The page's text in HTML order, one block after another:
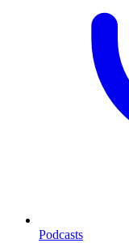
Podcasts